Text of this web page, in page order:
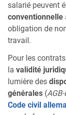
salarié peuvent
conventionnelle
obligation de
travail.
Pour les
la validité
lumière des
générales (
Code civil